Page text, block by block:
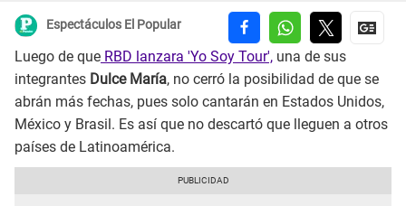
Espectáculos El Popular
Luego de que RBD lanzara 'Yo Soy Tour', una de sus
integrantes Dulce María, no cerró la posibilidad de que se
abrán más fechas, pues solo cantarán en Estados Unidos,
México y Brasil. Es así que no descartó que lleguen a otros
países de Latinoamérica.